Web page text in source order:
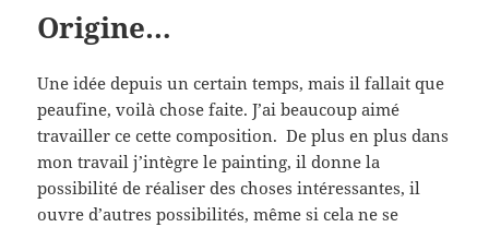
Origine…
Une idée depuis un certain temps, mais il fallait que
peaufine, voilà chose faite. J’ai beaucoup aimé
travailler ce cette composition. De plus en plus dans
mon travail j’intègre le painting, il donne la
possibilité de réaliser des choses intéressantes, il
ouvre d’autres possibilités, même si cela ne se